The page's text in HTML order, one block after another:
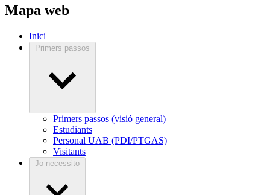
Mapa web
Inici
Primers passos
Primers passos (visió general)
Estudiants
Personal UAB (PDI/PTGAS)
Visitants
Jo necessito